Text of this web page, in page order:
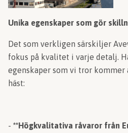
Unika egenskaper som gör
Det som verkligen särskiljer
fokus på kvalitet i varje detalj.
egenskaper som vi tror
häst:
- **Högkvalitativa råvaror från